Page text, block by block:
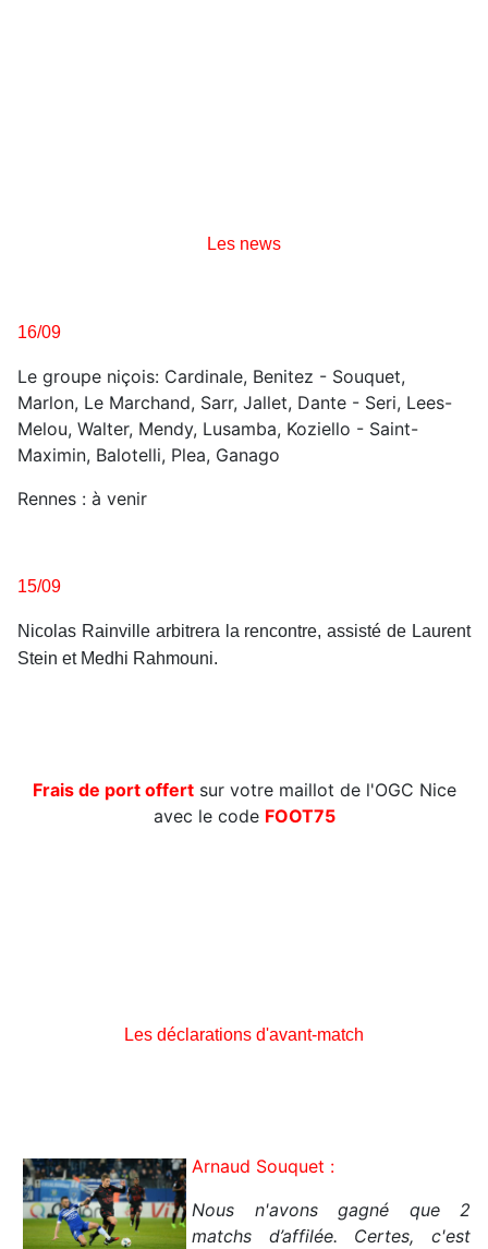
Les news
16/09
Le groupe niçois: Cardinale, Benitez - Souquet,
Marlon, Le Marchand, Sarr, Jallet, Dante - Seri, Lees-
Melou, Walter, Mendy, Lusamba, Koziello - Saint-
Maximin, Balotelli, Plea, Ganago
Rennes : à venir
15/09
Nicolas Rainville arbitrera la rencontre, assisté de Laurent
Stein et Medhi Rahmouni.
Frais de port offertsur votre maillot de l'OGC Nice
avec le code FOOT75
Les déclarations d'avant-match
Arnaud Souquet :
Nous n'avons gagné que 2
matchs d’affilée. Certes, c'est